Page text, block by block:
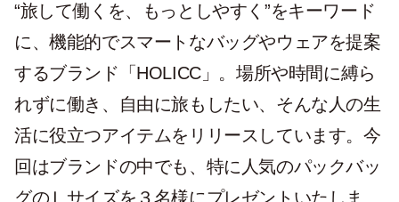
“旅して働くを、もっとしやすく”をキーワード
に、機能的でスマートなバッグやウェアを提案
するブランド「HOLICC」。場所や時間に縛ら
れずに働き、自由に旅もしたい、そんな人の生
活に役立つアイテムをリリースしています。今
回はブランドの中でも、特に人気のパックバッ
グのＬサイズを３名様にプレゼントいたしま